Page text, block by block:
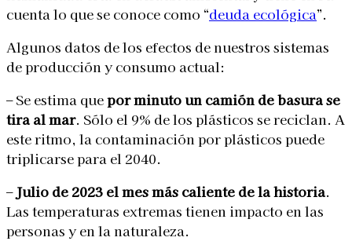
cuenta lo que se conoce como “deuda ecológica”.
Algunos datos de los efectos de nuestros sistemas
de producción y consumo actual:
– Se estima quepor minuto un camión de basura se
tira al mar. Sólo el 9% de los plásticos se reciclan. A
este ritmo, la contaminación por plásticos puede
triplicarse para el 2040.
– Julio de 2023 el mes más caliente de la historia.
Las temperaturas extremas tienen impacto en las
personas y en la naturaleza.